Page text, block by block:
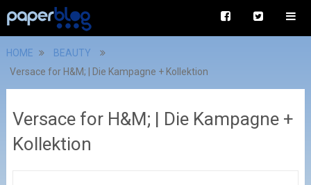
HOME
BEAUTY
Versace for H&M; | Die Kampagne + Kollektion
Versace for H&M; | Die Kampagne +
Kollektion